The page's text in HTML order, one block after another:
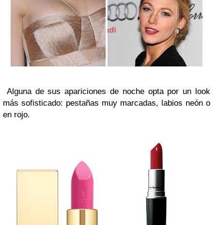
Alguna de sus apariciones de noche opta por un look
más sofisticado: pestañas muy marcadas, labios neón o
en rojo.